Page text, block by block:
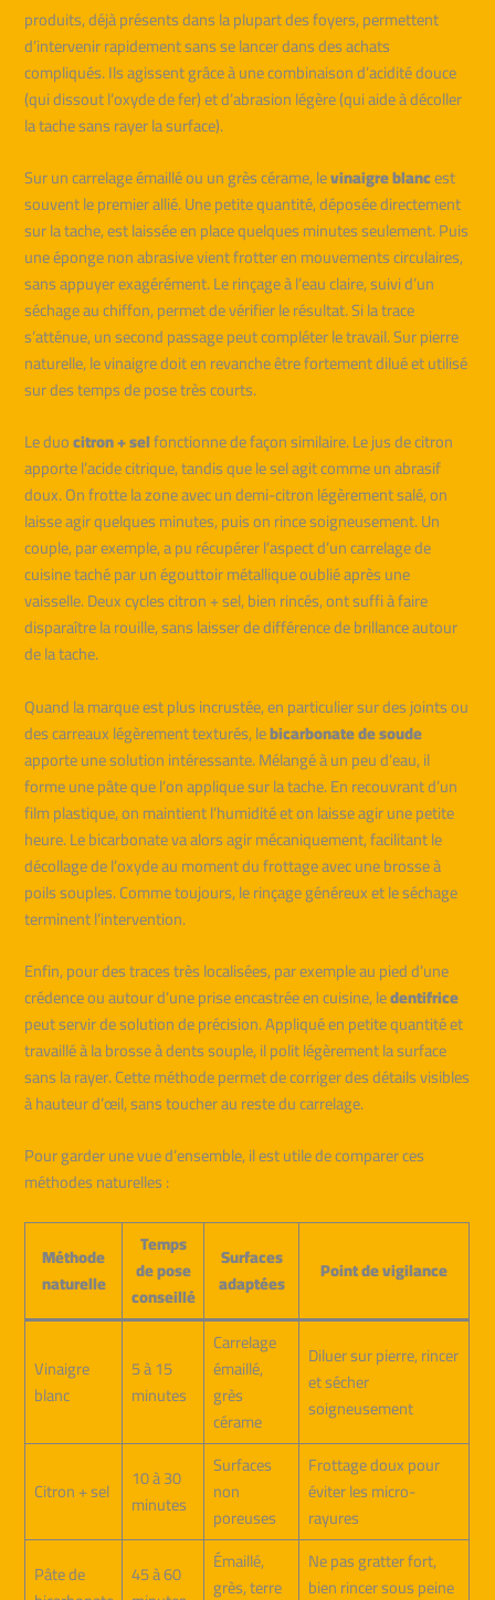
produits, déjà présents dans la plupart des foyers, permettent
d’intervenir rapidement sans se lancer dans des achats
compliqués. Ils agissent grâce à une combinaison d’acidité douce
(qui dissout l’oxyde de fer) et d’abrasion légère (qui aide à décoller
la tache sans rayer la surface).
Sur un carrelage émaillé ou un grès cérame, levinaigre blancest
souvent le premier allié. Une petite quantité, déposée directement
sur la tache, est laissée en place quelques minutes seulement. Puis
une éponge non abrasive vient frotter en mouvements circulaires,
sans appuyer exagérément. Le rinçage à l’eau claire, suivi d’un
séchage au chiffon, permet de vérifier le résultat. Si la trace
s’atténue, un second passage peut compléter le travail. Sur pierre
naturelle, le vinaigre doit en revanche être fortement dilué et utilisé
sur des temps de pose très courts.
Le duocitron + selfonctionne de façon similaire. Le jus de citron
apporte l’acide citrique, tandis que le sel agit comme un abrasif
doux. On frotte la zone avec un demi-citron légèrement salé, on
laisse agir quelques minutes, puis on rince soigneusement. Un
couple, par exemple, a pu récupérer l’aspect d’un carrelage de
cuisine taché par un égouttoir métallique oublié après une
vaisselle. Deux cycles citron + sel, bien rincés, ont suffi à faire
disparaître la rouille, sans laisser de différence de brillance autour
de la tache.
Quand la marque est plus incrustée, en particulier sur des joints ou
des carreaux légèrement texturés, lebicarbonate de soude
apporte une solution intéressante. Mélangé à un peu d’eau, il
forme une pâte que l’on applique sur la tache. En recouvrant d’un
film plastique, on maintient l’humidité et on laisse agir une petite
heure. Le bicarbonate va alors agir mécaniquement, facilitant le
décollage de l’oxyde au moment du frottage avec une brosse à
poils souples. Comme toujours, le rinçage généreux et le séchage
terminent l’intervention.
Enfin, pour des traces très localisées, par exemple au pied d’une
crédence ou autour d’une prise encastrée en cuisine, ledentifrice
peut servir de solution de précision. Appliqué en petite quantité et
travaillé à la brosse à dents souple, il polit légèrement la surface
sans la rayer. Cette méthode permet de corriger des détails visibles
à hauteur d’œil, sans toucher au reste du carrelage.
Pour garder une vue d’ensemble, il est utile de comparer ces
méthodes naturelles :
Méthode
naturelle
Temps
de pose
conseillé
Surfaces
adaptées
Point de vigilance
Vinaigre
blanc
5 à 15
minutes
Carrelage
émaillé,
grès
cérame
Diluer sur pierre, rincer
et sécher
soigneusement
Citron + sel
10 à 30
minutes
Surfaces
non
poreuses
Frottage doux pour
éviter les micro-
rayures
Pâte de
45 à 60
Émaillé,
grès, terre
Ne pas gratter fort,
bien rincer sous peine